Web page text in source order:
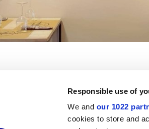
Responsible use of
We and our 1022
cookies to store and
CERAMICHE MARCA CORONA S.P.A.